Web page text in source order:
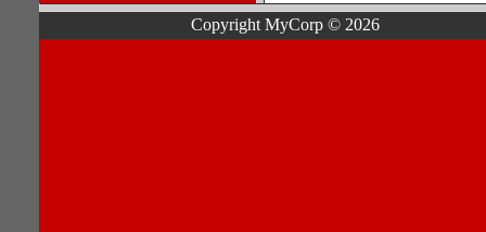
Copyright MyCorp © 2026